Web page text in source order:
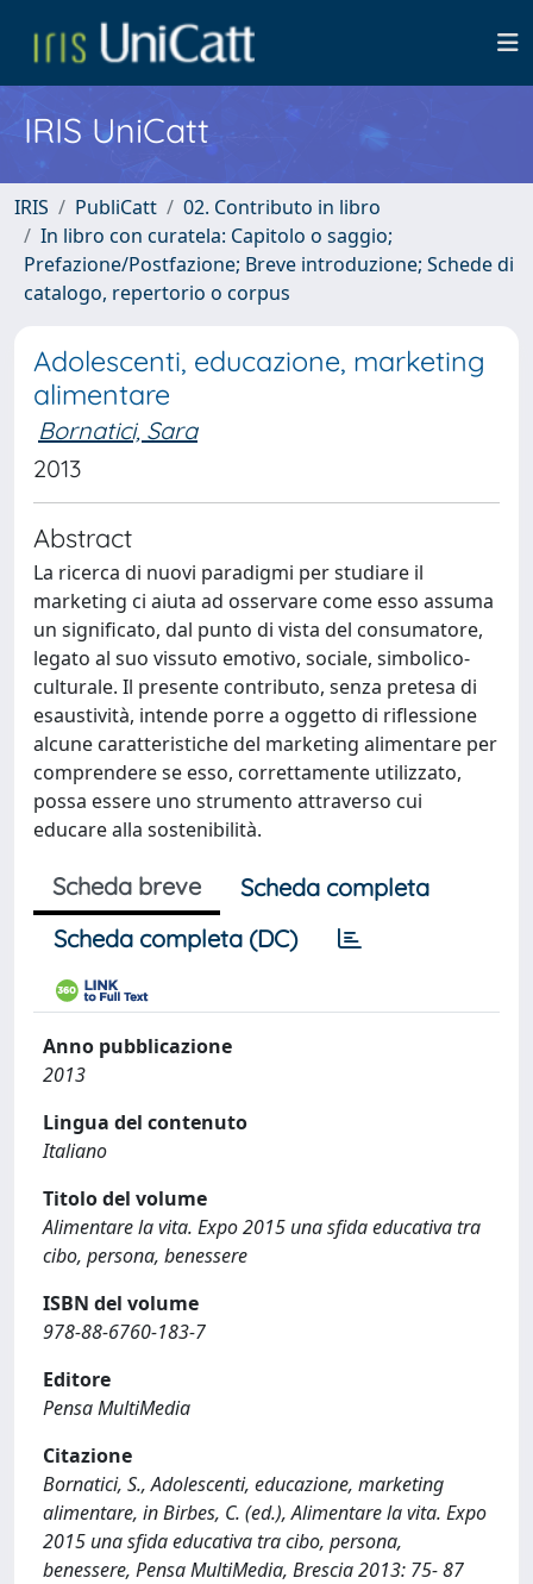
IRIS UniCatt
IRIS PubliCatt
02. Contributo in libro
In libro con curatela: Capitolo o saggio;
Prefazione/Postfazione; Breve introduzione; Schede di
catalogo, repertorio o corpus
Adolescenti, educazione, marketing
alimentare
Bornatici, Sara
2013
Abstract
La ricerca di nuovi paradigmi per studiare il
marketing ci aiuta ad osservare come esso assuma
un significato, dal punto di vista del consumatore,
legato al suo vissuto emotivo, sociale, simbolico-
culturale. Il presente contributo, senza pretesa di
esaustività, intende porre a oggetto di riflessione
alcune caratteristiche del marketing alimentare per
comprendere se esso, correttamente utilizzato,
possa essere uno strumento attraverso cui
educare alla sostenibilità.
Scheda breve
Scheda completa
Scheda completa (DC)
Anno pubblicazione
2013
Lingua del contenuto
Italiano
Titolo del volume
Alimentare la vita. Expo 2015 una sfida educativa tra
cibo, persona, benessere
ISBN del volume
978-88-6760-183-7
Editore
Pensa MultiMedia
Citazione
Bornatici, S., Adolescenti, educazione, marketing
alimentare, in Birbes, C. (ed.), Alimentare la vita. Expo
2015 una sfida educativa tra cibo, persona,
benessere, Pensa MultiMedia, Brescia 2013: 75- 87